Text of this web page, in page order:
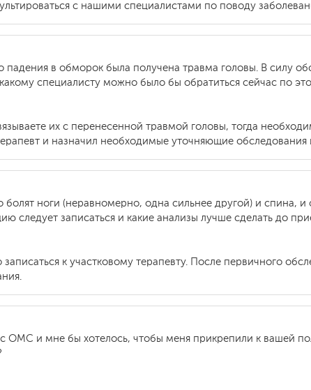
с нашими специалистами по поводу
падения в обморок была получена травма головы. В силу
специалисту можно было бы обратиться сейчас по
их с перенесенной травмой головы, тогда
и назначил необходимые уточняющие обследования
ноги (неравномерно, одна сильнее другой) и спина, и
следует записаться и какие анализы лучше сделать до
к участковому терапевту. После первичного
ОМС и мне бы хотелось, чтобы меня прикрепили к вашей